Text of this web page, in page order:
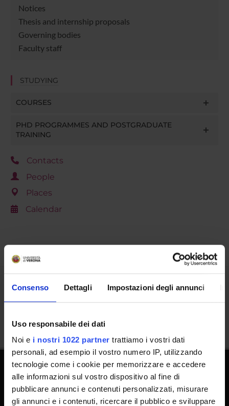
Consenso Dettagli Impostazioni degli annunci
Uso responsabile dei dati
Noi e i nostri 1022 partner trattiamo i vostri dati
personali, ad esempio il vostro numero IP, utilizzando
tecnologie come i cookie per memorizzare e accedere
alle informazioni sul vostro dispositivo al fine di
pubblicare annunci e contenuti personalizzati, misurare
gli annunci e i contenuti, ricercare il pubblico e sviluppare
Notices
Thesis and internship proposals
Governing bodies
Faculty staff
STUDYING
COURSES
PHD PROGRAMMES AND POSTGRADUATE
TRAINING
Contacts
People
Places
Calendar
Share
PhD Programmes
Master and Post Lauream